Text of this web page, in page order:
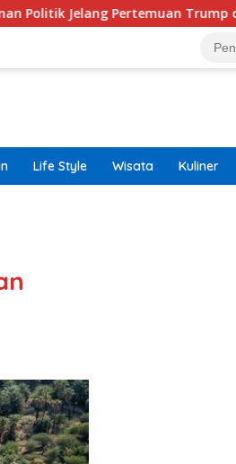
Trump dan Xi Jinping
Life Style Wisata Kuliner